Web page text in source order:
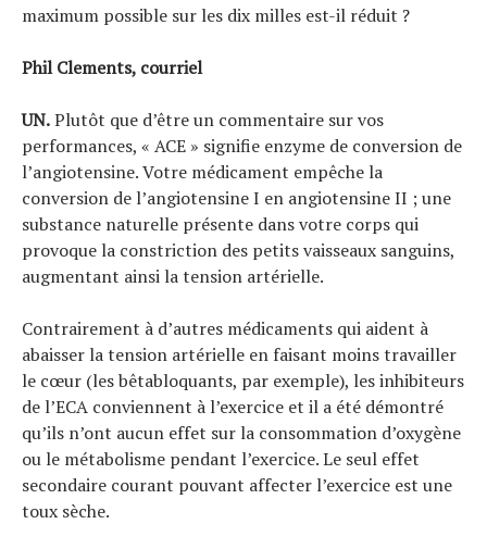
maximum possible sur les dix milles est-il réduit ?
Phil Clements, courriel
UN.Plutôt que d’être un commentaire sur vos
performances, « ACE » signifie enzyme de conversion de
l’angiotensine. Votre médicament empêche la
conversion de l’angiotensine I en angiotensine II ; une
substance naturelle présente dans votre corps qui
provoque la constriction des petits vaisseaux sanguins,
augmentant ainsi la tension artérielle.
Contrairement à d’autres médicaments qui aident à
abaisser la tension artérielle en faisant moins travailler
le cœur (les bêtabloquants, par exemple), les inhibiteurs
de l’ECA conviennent à l’exercice et il a été démontré
qu’ils n’ont aucun effet sur la consommation d’oxygène
ou le métabolisme pendant l’exercice. Le seul effet
secondaire courant pouvant affecter l’exercice est une
toux sèche.